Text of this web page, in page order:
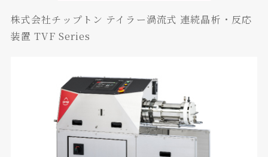
株式会社チップトン テイラー渦流式 連続晶析・反応
装置 TVF Series